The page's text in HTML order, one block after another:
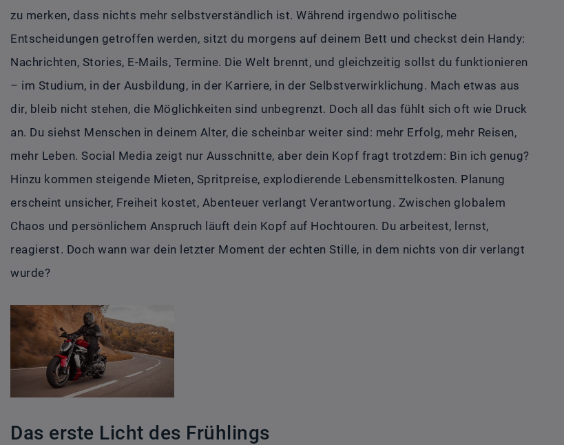
zu merken, dass nichts mehr selbstverständlich ist. Während irgendwo politische
Entscheidungen getroffen werden, sitzt du morgens auf deinem Bett und checkst dein Handy:
Nachrichten, Stories, E-Mails, Termine. Die Welt brennt, und gleichzeitig sollst du funktionieren
– im Studium, in der Ausbildung, in der Karriere, in der Selbstverwirklichung. Mach etwas aus
dir, bleib nicht stehen, die Möglichkeiten sind unbegrenzt. Doch all das fühlt sich oft wie Druck
an. Du siehst Menschen in deinem Alter, die scheinbar weiter sind: mehr Erfolg, mehr Reisen,
mehr Leben. Social Media zeigt nur Ausschnitte, aber dein Kopf fragt trotzdem: Bin ich genug?
Hinzu kommen steigende Mieten, Spritpreise, explodierende Lebensmittelkosten. Planung
erscheint unsicher, Freiheit kostet, Abenteuer verlangt Verantwortung. Zwischen globalem
Chaos und persönlichem Anspruch läuft dein Kopf auf Hochtouren. Du arbeitest, lernst,
reagierst. Doch wann war dein letzter Moment der echten Stille, in dem nichts von dir verlangt
wurde?
Das erste Licht des Frühlings